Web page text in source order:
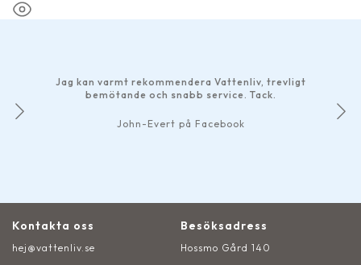
Jag kan varmt rekommendera Vattenliv, trevligt
bemötande och snabb service. Tack.
John-Evert på Facebook
Kontakta oss
hej@vattenliv.se
Besöksadress
Hossmo Gård 140